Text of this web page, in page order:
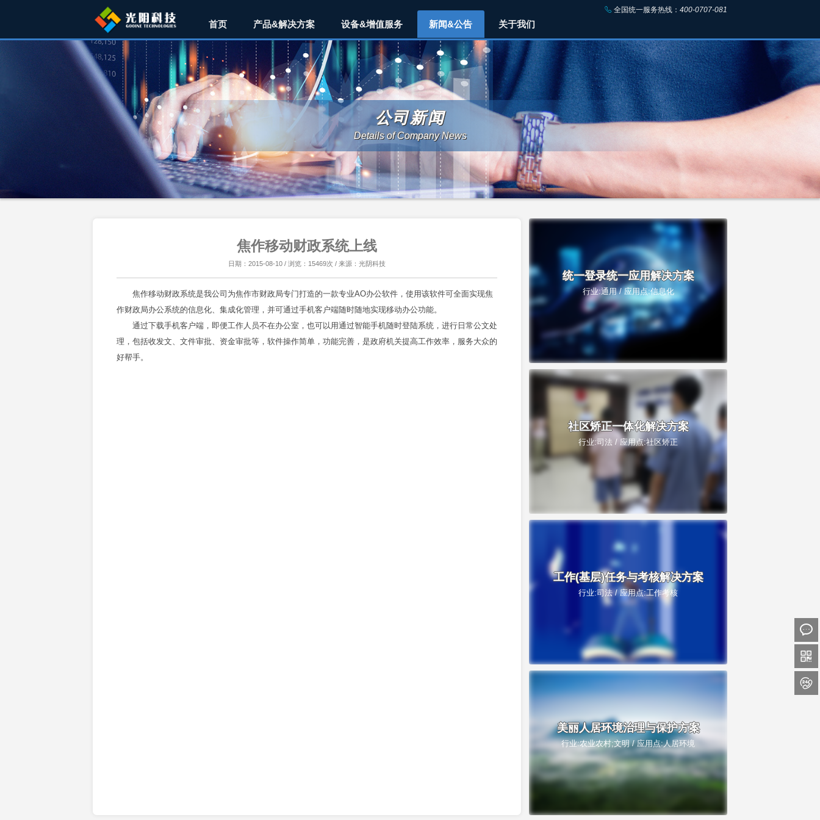
首页 产品&解决方案 设备&增值服务 新闻&公告 关于我们
 全国统一服务热线： 400-0707-081
公司新闻
Details of Company News
焦作移动财政系统上线
日期：2015-08-10 / 浏览：15469次 / 来源：光阴科技
焦作移动财政系统是我公司为焦作市财政局专门打造的一款专业AO办公软件，使用该软件可全面实现焦
作财政局办公系统的信息化、集成化管理，并可通过手机客户端随时随地实现移动办公功能。
通过下载手机客户端，即便工作人员不在办公室，也可以用通过智能手机随时登陆系统，进行日常公文处
理，包括收发文、文件审批、资金审批等，软件操作简单，功能完善，是政府机关提高工作效率，服务大众的
好帮手。
统一登录统一应用解决方案
行业:通用 / 应用点:信息化
社区矫正一体化解决方案
行业:司法 / 应用点:社区矫正
工作(基层)任务与考核解决方案
行业:司法 / 应用点:工作考核
美丽人居环境治理与保护方案
行业:农业农村;文明 / 应用点:人居环境


